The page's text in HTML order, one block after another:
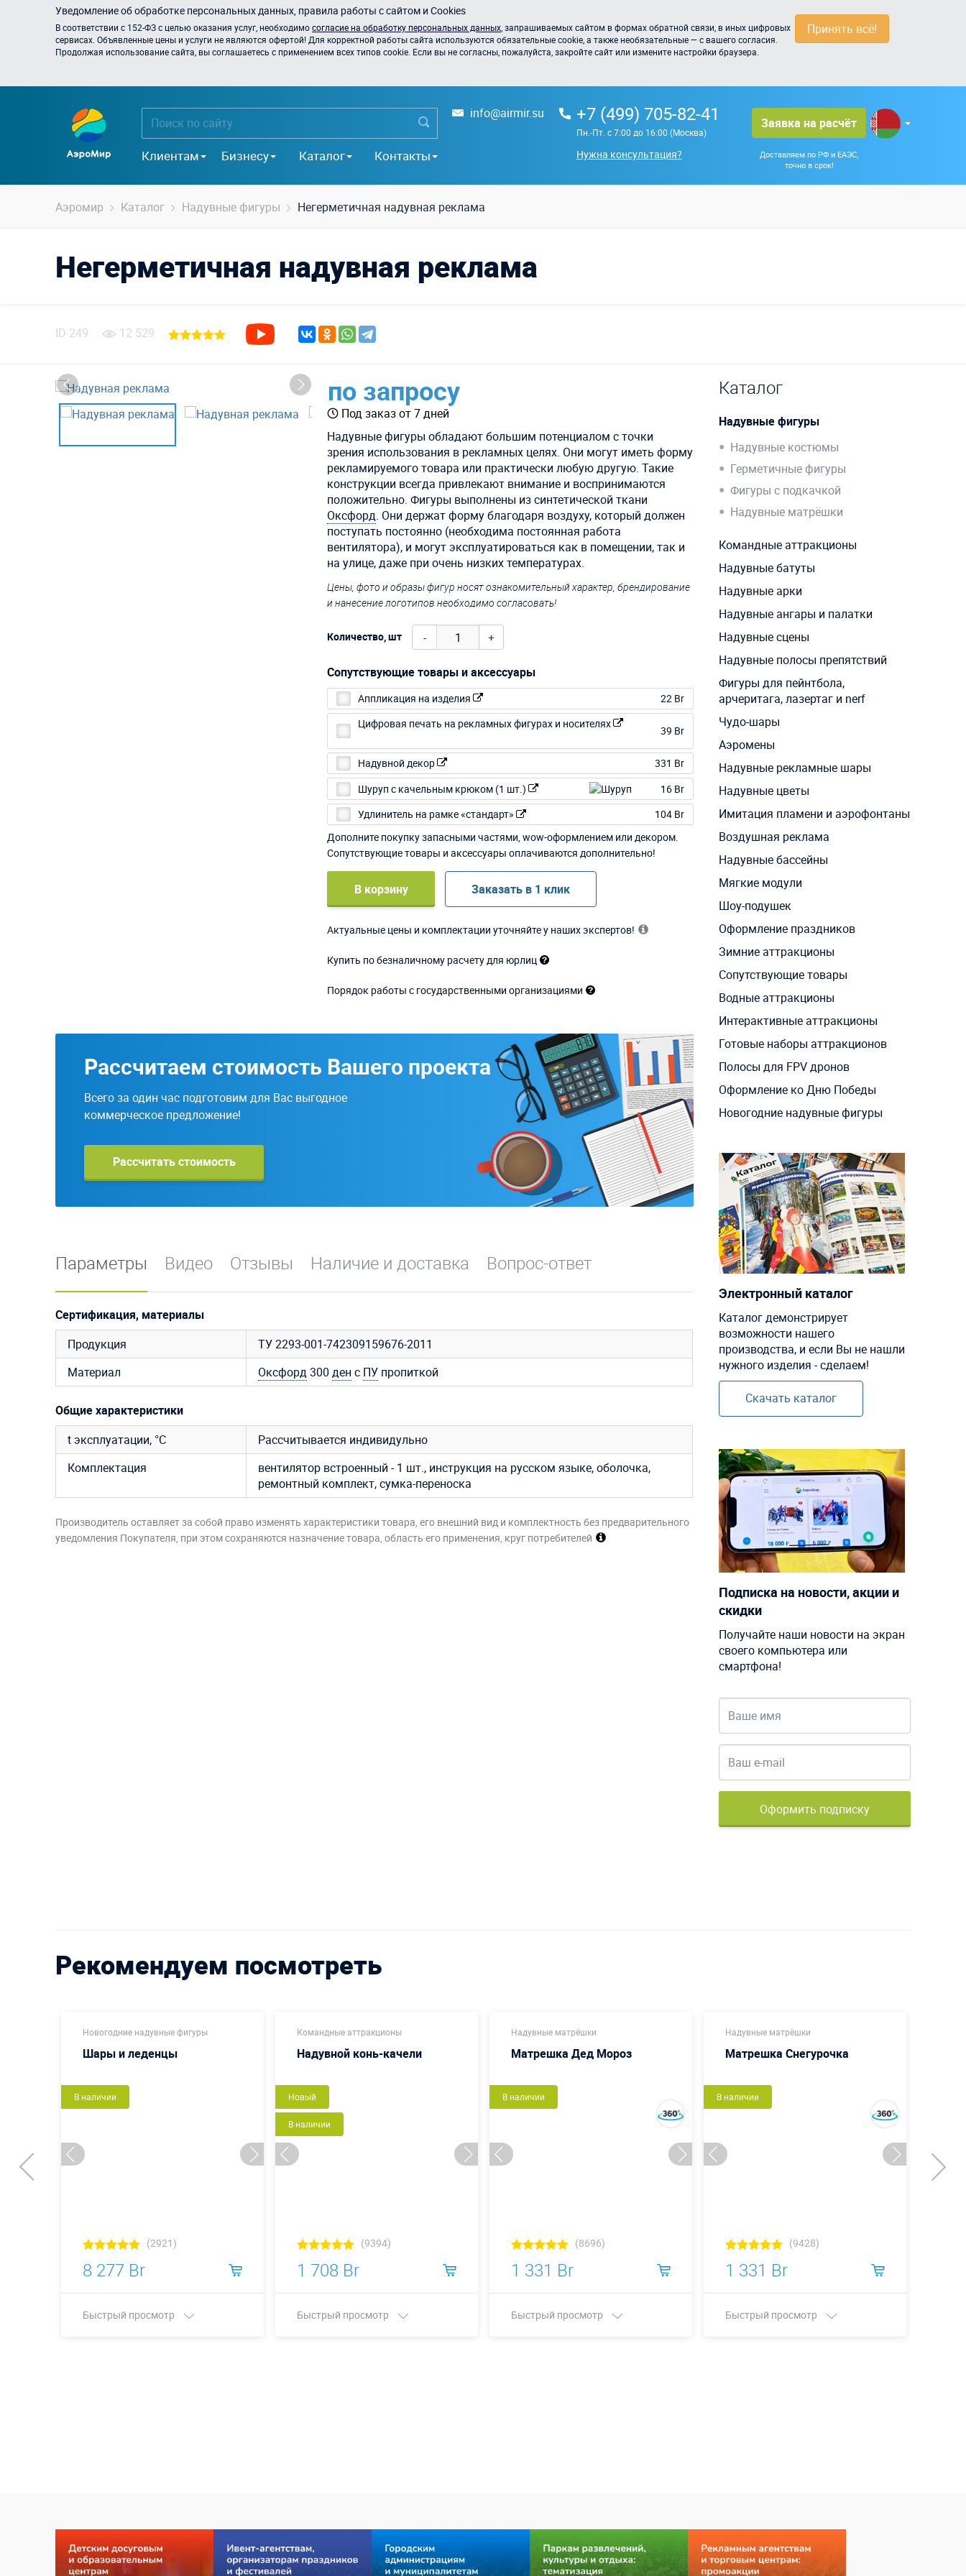
Принять всё!
Уведомление об обработке персональных данных, правила работы с сайтом и Cookies
В соответствии с 152-ФЗ с целью оказания услуг, необходимосогласие на обработку персональных данных , запрашиваемых сайтом в формах обратной связи, в иных цифровых
сервисах. Объявленные цены и услуги не являются офертой! Для корректной работы сайта используются обязательные cookie, а также необязательные — с вашего согласия.
Продолжая использование сайта, вы соглашаетесь с применением всех типов cookie. Если вы не согласны, пожалуйста, закройте сайт или измените настройки браузера.
Клиентам Бизнесу Каталог Контакты
info@airmir.su +7 (499) 705-82-41
Пн.-Пт. с 7:00 до 16:00 (Москва)
Нужна консультация?
Заявка на расчёт
Доставляем по РФ и ЕАЭС,
точно в срок!
Аэромир Каталог Надувные фигуры Негерметичная надувная реклама
Негерметичная надувная реклама
ID 249 12 529
по запросу
Под заказ от 7 дней
Надувные фигуры обладают большим потенциалом с точки
зрения использования в рекламных целях. Они могут иметь форму
рекламируемого товара или практически любую другую. Такие
конструкции всегда привлекают внимание и воспринимаются
положительно. Фигуры выполнены из синтетической ткани
Оксфорд. Они держат форму благодаря воздуху, который должен
поступать постоянно (необходима постоянная работа
вентилятора), и могут эксплуатироваться как в помещении, так и
на улице, даже при очень низких температурах.
Цены, фото и образы фигур носят ознакомительный характер, брендирование
и нанесение логотипов необходимо согласовать!
Количество, шт - +
Сопутствующие товары и аксессуары
Аппликация на изделия
22 Br
Цифровая печать на рекламных фигурах и носителях
39 Br
Надувной декор
331 Br
Шуруп с качельным крюком (1 шт.)
16 Br
Удлинитель на рамке «стандарт»
104 Br
Дополните покупку запасными частями, wow-оформлением или декором.
Сопутствующие товары и аксессуары оплачиваются дополнительно!
В корзину Заказать в 1 клик
Актуальные цены и комплектации уточняйте у наших экспертов!
Купить по безналичному расчету для юрлиц
Порядок работы с государственными организациями
Рассчитаем стоимость Вашего проекта
Всего за один час подготовим для Вас выгодное
коммерческое предложение!
Рассчитать стоимость
Параметры Видео Отзывы Наличие и доставка Вопрос-ответ
Сертификация, материалы
Продукция
ТУ 2293-001-742309159676-2011
Материал
Оксфорд300 ден с ПУ пропиткой
Общие характеристики
t эксплуатации, °C
Рассчитывается индивидульно
Комплектация
вентилятор встроенный - 1 шт., инструкция на русском языке, оболочка,
ремонтный комплект, сумка-переноска
Производитель оставляет за собой право изменять характеристики товара, его внешний вид и комплектность без предварительного
уведомления Покупателя, при этом сохраняются назначение товара, область его применения, круг потребителей
Каталог
Надувные фигуры
Надувные костюмы
Герметичные фигуры
Фигуры с подкачкой
Надувные матрёшки
Командные аттракционы
Надувные батуты
Надувные арки
Надувные ангары и палатки
Надувные сцены
Надувные полосы препятствий
Фигуры для пейнтбола,
арчеритага, лазертаг и nerf
Чудо-шары
Аэромены
Надувные рекламные шары
Надувные цветы
Имитация пламени и аэрофонтаны
Воздушная реклама
Надувные бассейны
Мягкие модули
Шоу-подушек
Оформление праздников
Зимние аттракционы
Сопутствующие товары
Водные аттракционы
Интерактивные аттракционы
Готовые наборы аттракционов
Полосы для FPV дронов
Оформление ко Дню Победы
Новогодние надувные фигуры
Электронный каталог
Каталог демонстрирует
возможности нашего
производства, и если Вы не нашли
нужного изделия - сделаем!
Скачать каталог
Подписка на новости, акции и
скидки
Получайте наши новости на экран
своего компьютера или
смартфона!
Оформить подписку
Рекомендуем посмотреть
Новогодние надувные фигуры
Шары и леденцы
В наличии
(2921)
8 277 Br
Быстрый просмотр
Командные аттракционы
Надувной конь-качели
Новый
В наличии
(9394)
1 708 Br
Быстрый просмотр
Надувные матрёшки
Матрешка Дед Мороз
В наличии
(8696)
1 331 Br
Быстрый просмотр
Надувные матрёшки
Матрешка Снегурочка
В наличии
(9428)
1 331 Br
Быстрый просмотр